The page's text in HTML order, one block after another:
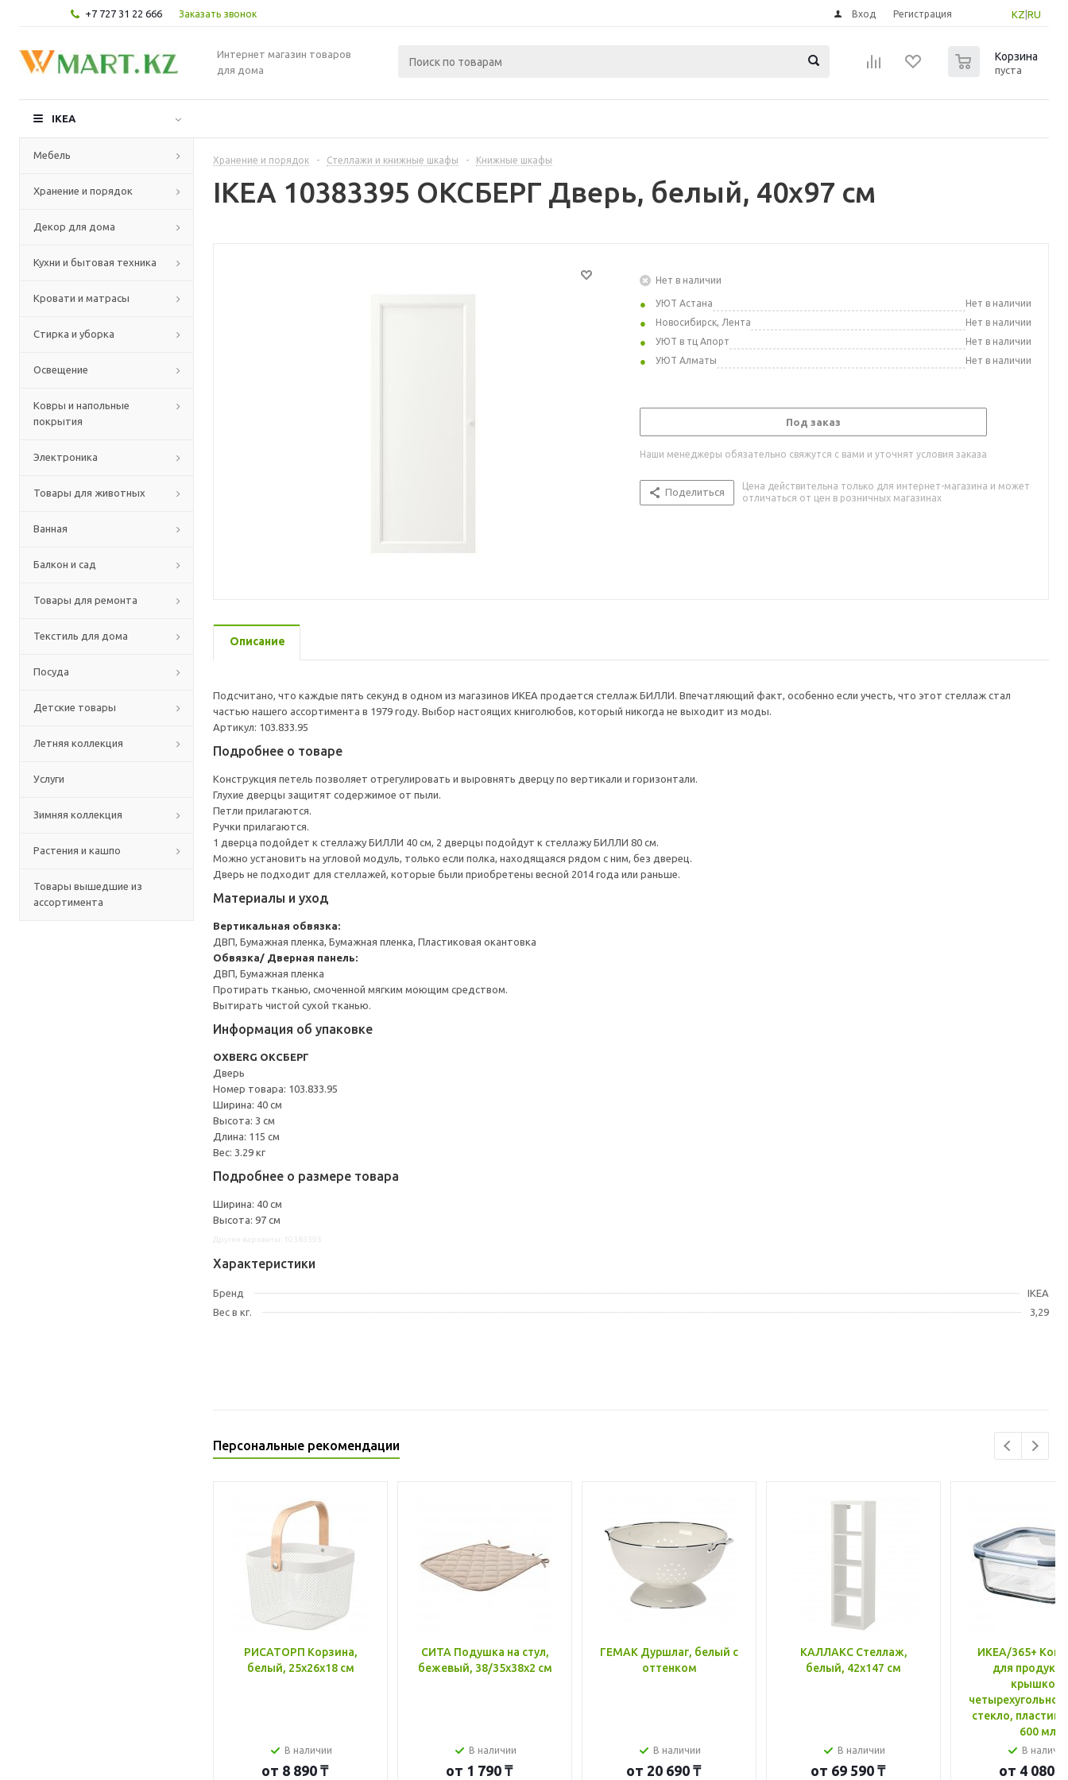
+7 727 31 22 666 Заказать звонок KZ RU
Вход Регистрация
Интернет магазин товаров
для дома
Корзина
пуста
IKEA
Мебель
Хранение и порядок
Декор для дома
Кухни и бытовая техника
Кровати и матрасы
Стирка и уборка
Освещение
Ковры и напольные
покрытия
Электроника
Товары для животных
Ванная
Балкон и сад
Товары для ремонта
Текстиль для дома
Посуда
Детские товары
Летняя коллекция
Услуги
Зимняя коллекция
Растения и кашпо
Товары вышедшие из
ассортимента
Хранение и порядок - Стеллажи и книжные шкафы - Книжные шкафы
IKEA 10383395 ОКСБЕРГ Дверь, белый, 40x97 см
Нет в наличии
УЮТ Астана
Нет в наличии
Новосибирск, Лента
Нет в наличии
УЮТ в тц Апорт
Нет в наличии
УЮТ Алматы
Нет в наличии
Под заказ
Наши менеджеры обязательно свяжутся с вами и уточнят условия заказа
Поделиться
Цена действительна только для интернет-магазина и может
отличаться от цен в розничных магазинах
Описание
Подсчитано, что каждые пять секунд в одном из магазинов ИКЕА продается стеллаж БИЛЛИ. Впечатляющий факт, особенно если учесть, что этот стеллаж стал
частью нашего ассортимента в 1979 году. Выбор настоящих книголюбов, который никогда не выходит из моды.
Артикул: 103.833.95
Подробнее о товаре
Конструкция петель позволяет отрегулировать и выровнять дверцу по вертикали и горизонтали.
Глухие дверцы защитят содержимое от пыли.
Петли прилагаются.
Ручки прилагаются.
1 дверца подойдет к стеллажу БИЛЛИ 40 см, 2 дверцы подойдут к стеллажу БИЛЛИ 80 см.
Можно установить на угловой модуль, только если полка, находящаяся рядом с ним, без дверец.
Дверь не подходит для стеллажей, которые были приобретены весной 2014 года или раньше.
Материалы и уход
Вертикальная обвязка:
ДВП, Бумажная пленка, Бумажная пленка, Пластиковая окантовка
Обвязка/ Дверная панель:
ДВП, Бумажная пленка
Протирать тканью, смоченной мягким моющим средством.
Вытирать чистой сухой тканью.
Информация об упаковке
OXBERG ОКСБЕРГ
Дверь
Номер товара: 103.833.95
Ширина: 40 см
Высота: 3 см
Длина: 115 см
Вес: 3.29 кг
Подробнее о размере товара
Ширина: 40 см
Высота: 97 см
Характеристики
Бренд
IKEA
Вес в кг.
3,29
Персональные рекомендации
РИСАТОРП Корзина,
белый, 25x26x18 см
В наличии
от 8 890 ₸
СИТА Подушка на стул,
бежевый, 38/35x38x2 см
В наличии
от 1 790 ₸
ГЕМАК Дуршлаг, белый с
оттенком
В наличии
от 20 690 ₸
КАЛЛАКС Стеллаж,
белый, 42x147 см
В наличии
от 69 590 ₸
ИКЕА/365+
для
крышкой,
стекло, пластик
600 мл
В
от 4 080 ₸